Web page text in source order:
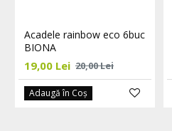
Acadele rainbow eco 6buc
BIONA
19,00 Lei 20,00 Lei
Adaugă în Coş